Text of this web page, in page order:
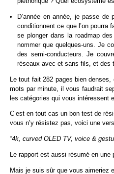
D’année en année, je passe
conditionnent ce que l’on
se plonger dans la roadmap
nommer que quelques-uns. Je
des semi-conducteurs. Je
réseaux avec et sans fils, et des
Le tout fait 282 pages bien
mots par minute, il vous faudrait
les catégories qui vous intéressent
C’est en tout cas un bon test de
vous n’y résistez pas, voici une
“4k, curved OLED TV, voice &
Le rapport est aussi résumé en
Mais je suis sûr que vous